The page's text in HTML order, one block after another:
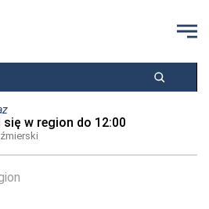
się w region do 12:00